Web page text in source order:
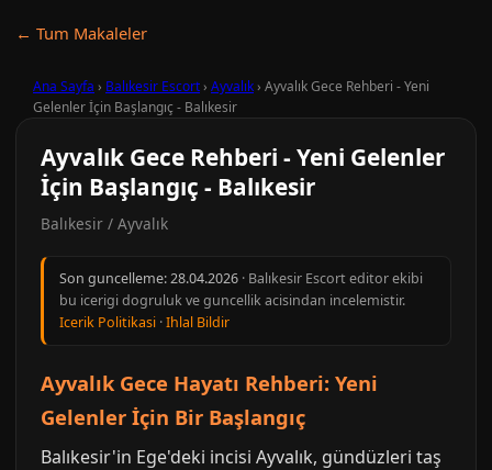
← Tum Makaleler
Ana Sayfa › Balıkesir Escort› Ayvalık› Ayvalık Gece Rehberi - Yeni
Gelenler İçin Başlangıç - Balıkesir
Ayvalık Gece Rehberi - Yeni Gelenler
İçin Başlangıç - Balıkesir
Balıkesir / Ayvalık
Son guncelleme:28.04.2026 · Balıkesir Escort editor ekibi
bu icerigi dogruluk ve guncellik acisindan incelemistir.
Icerik Politikasi ·Ihlal Bildir
Ayvalık Gece Hayatı Rehberi: Yeni
Gelenler İçin Bir Başlangıç
Balıkesir'in Ege'deki incisi Ayvalık, gündüzleri taş